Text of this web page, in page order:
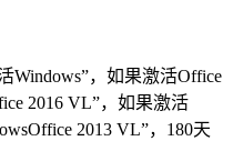
Windows”，如果激活Office
2016 VL”，如果激活
2013 VL”，180天